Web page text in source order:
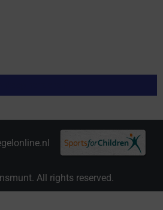
All rights reserved.